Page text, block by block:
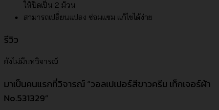
ให้ปัดเป็น 2 ม้วน
สามารถเปลี่ยนแปลง ซ่อมแซม แก้ไขได้ง่าย
รีวิว
ยังไม่มีบทวิจารณ์
มาเป็นคนแรกที่วิจารณ์ “วอลเปเปอร์สีขาวครีม เท็กเจอร์ผ้า
No.531329”